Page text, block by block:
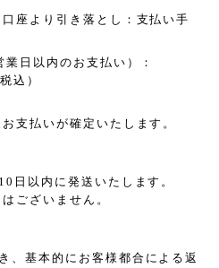
座より引き落とし：支払い手
日以内のお支払い）：
込）
支払いが確定いたします。
日以内に発送いたします。
ございません。
、基本的にお客様都合による返